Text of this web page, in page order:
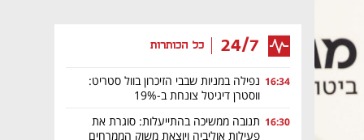
24/7 כל הכותרות
16:34 נפילה במניות שבבי הזיכרון בוול סטריט:
ווסטרן דיגיטל צונחת ב-19%
16:30 תנובה ממשיכה בהתייעלות: סוגרת את
פעילות אוליביה ויוצאת משוק הממרחים